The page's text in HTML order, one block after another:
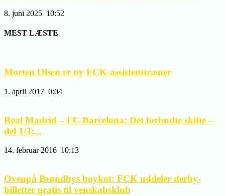
8. juni 2025 10:52
MEST LÆSTE
Morten Olsen er ny FCK-assistenttræner
1. april 2017 0:04
Real Madrid – FC Barcelona: Det forbudte skifte –
del 1/3:...
14. februar 2016 10:13
Ovenpå Brøndbys boykot: FCK uddeler derby-
billetter gratis til venskabsklub